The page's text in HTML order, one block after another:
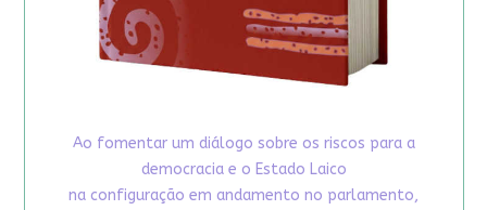
Ao fomentar um diálogo sobre os riscos para a
democracia e o Estado Laico
na configuração em andamento no parlamento,